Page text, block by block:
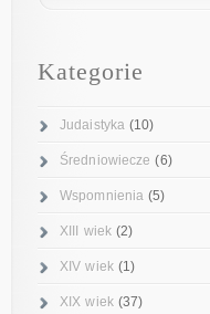
Kategorie
Judaistyka (10)
Średniowiecze (6)
Wspomnienia (5)
XIII wiek(2)
XIV wiek(1)
XIX wiek(37)